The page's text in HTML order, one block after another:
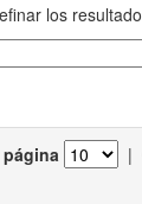
los
|